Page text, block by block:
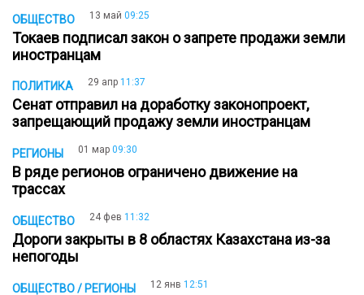
ОБЩЕСТВО 13 май 09:25
Токаев подписал закон о запрете продажи земли
иностранцам
ПОЛИТИКА 29 апр 11:37
Сенат отправил на доработку законопроект,
запрещающий продажу земли иностранцам
РЕГИОНЫ 01 мар 09:30
В ряде регионов ограничено движение на
трассах
ОБЩЕСТВО 24 фев 11:32
Дороги закрыты в 8 областях Казахстана из-за
непогоды
ОБЩЕСТВО / РЕГИОНЫ 12 янв 12:51